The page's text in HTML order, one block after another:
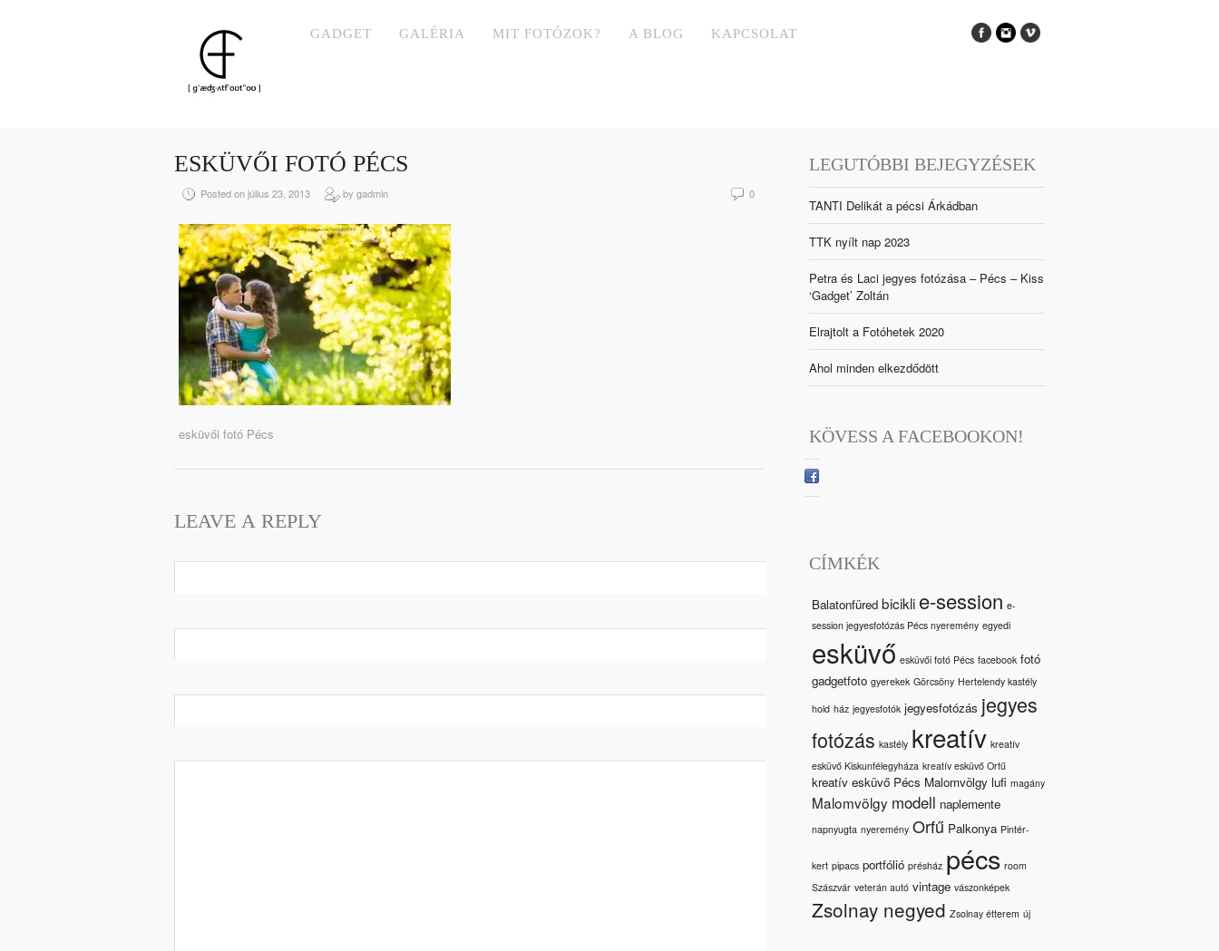
GADGET GALÉRIA MIT FOTÓZOK? A BLOG KAPCSOLAT
ESKÜVŐI FOTÓ PÉCS
Posted on július 23, 2013 by gadmin 0
esküvői fotó Pécs
LEAVE A REPLY
LEGUTÓBBI BEJEGYZÉSEK
TANTI Delikát a pécsi Árkádban
TTK nyílt nap 2023
Petra és Laci jegyes fotózása – Pécs – Kiss
‘Gadget’ Zoltán
Elrajtolt a Fotóhetek 2020
Ahol minden elkezdődött
KÖVESS A FACEBOOKON!
CÍMKÉK
Balatonfüred bicikli e-session e-
session jegyesfotózás Pécs nyeremény egyedi
esküvő esküvői fotó Pécs facebook fotó
gadgetfoto gyerekek Görcsöny Hertelendy kastély
hold ház jegyesfotók jegyesfotózás jegyes
fotózás kastély kreatív kreatív
esküvő Kiskunfélegyháza kreatív esküvő Orfű
kreatív esküvő Pécs Malomvölgy lufi magány
Malomvölgy modell naplemente
napnyugta nyeremény Orfű Palkonya Pintér-
kert pipacs portfólió présház pécs room
Szászvár veterán autó vintage vászonképek
Zsolnay negyed Zsolnay étterem új